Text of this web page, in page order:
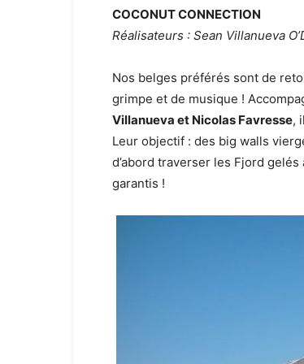
COCONUT CONNECTION
Réalisateurs : Sean Villanueva
Nos belges préférés sont de
grimpe et de musique !
Villanueva et Nicolas Favresse,
Leur objectif : des big walls
d’abord traverser les Fjord
garantis !